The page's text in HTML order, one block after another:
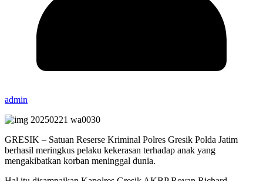
admin
GRESIK – Satuan Reserse Kriminal Polres Gresik Polda Jatim
berhasil meringkus pelaku kekerasan terhadap anak yang
mengakibatkan korban meninggal dunia.